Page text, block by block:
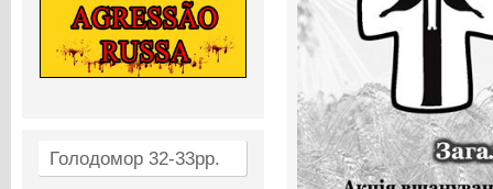
Голодомор 32-33рр.